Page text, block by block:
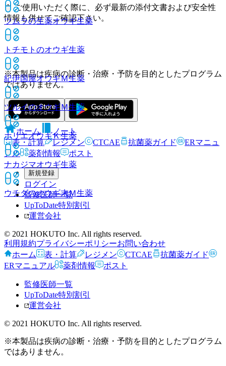
ツムラの生薬オウギ生薬
トチモトのオウギ生薬
紀伊国屋オウギＭ生薬
ツルイのオウギＭ生薬
ホリエオウギＫ生薬
ナカジマオウギ生薬
ウチダのオウギ末Ｍ生薬
※ ご使用いただく際に、必ず最新の添付文書および安全性
情報も併せてご確認下さい。
※本製品は疾病の診断・治療・予防を目的としたプログラム
ではありません。
ホーム
ノート
表・計算
レジメン CTCAE 抗菌薬ガイド
ERマニュ
アル
薬剤情報 ポスト
新規登録
ログイン
監修医師一覧
UpToDate特別割引
運営会社
© 2021 HOKUTO Inc. All rights reserved.
利用規約プライバシーポリシーお問い合わせ
ホーム
表・計算 レジメン CTCAE
抗菌薬ガイド
ERマニュアル
薬剤情報 ポスト
監修医師一覧
UpToDate特別割引
運営会社
© 2021 HOKUTO Inc. All rights reserved.
※本製品は疾病の診断・治療・予防を目的としたプログラム
ではありません。